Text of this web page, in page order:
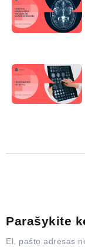
Parašykite
El. pašto adresas